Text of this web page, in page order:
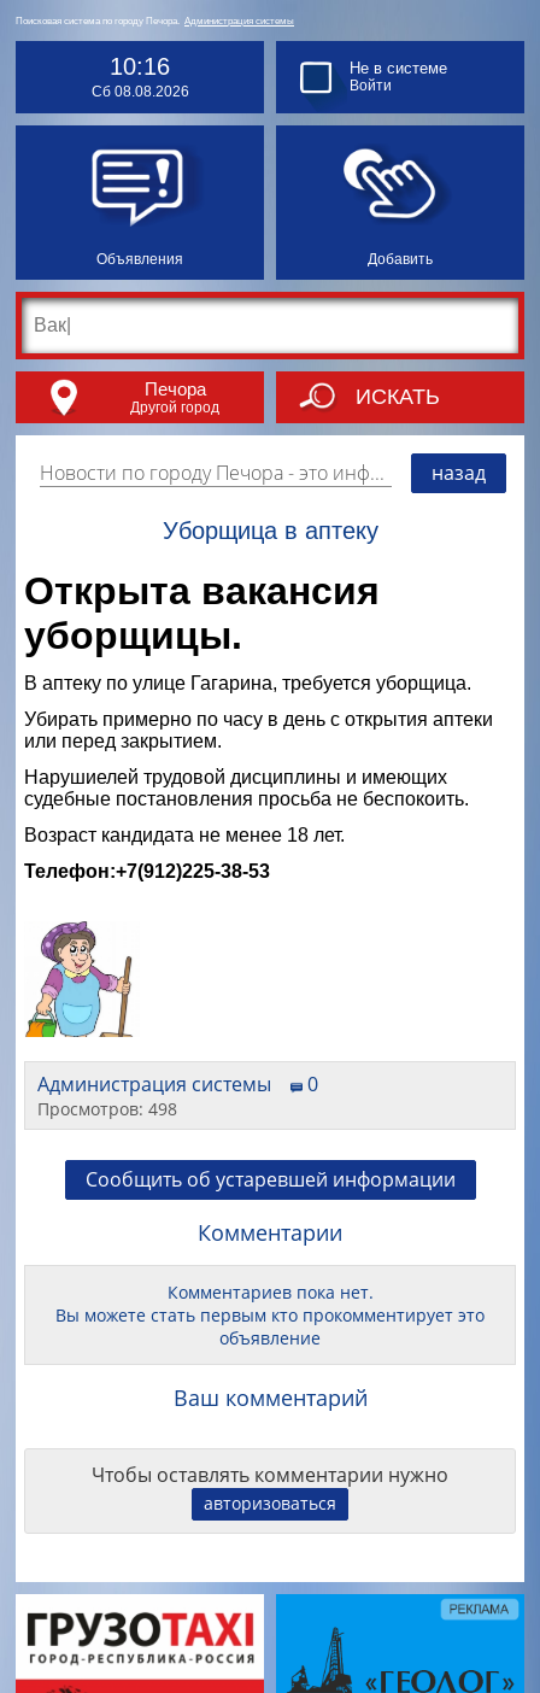
Поисковая система по городу Печора. Администрация системы
10:16
Сб 08.08.2026
Объявления Добавить
Не в системе
Войти
Печора
Другой город ИСКАТЬ
Новости по городу Печора- это информация о событиях, мероприятиях и торгово-коммерческой деятельности города. Страницу наполняют платные и бесплатные объявления, имеющие функцию "поднятия вверх списка". назад
Уборщица в аптеку
Открыта вакансия
уборщицы.
В аптеку по улице Гагарина, требуется уборщица.
Убирать примерно по часу в день с открытия аптеки
или перед закрытием.
Нарушиелей трудовой дисциплины и имеющих
судебные постановления просьба не беспокоить.
Возраст кандидата не менее 18 лет.
Телефон:+7(912)225-38-53
Администрация системы 0
Просмотров: 498
Сообщить об устаревшей информации
Комментарии
Комментариев пока нет.
Вы можете стать первым кто прокомментирует это
объявление
Ваш комментарий
Чтобы оставлять комментарии нужно
авторизоваться